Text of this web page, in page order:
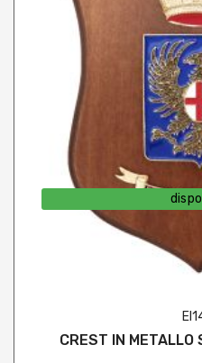
CREST IN METALLO